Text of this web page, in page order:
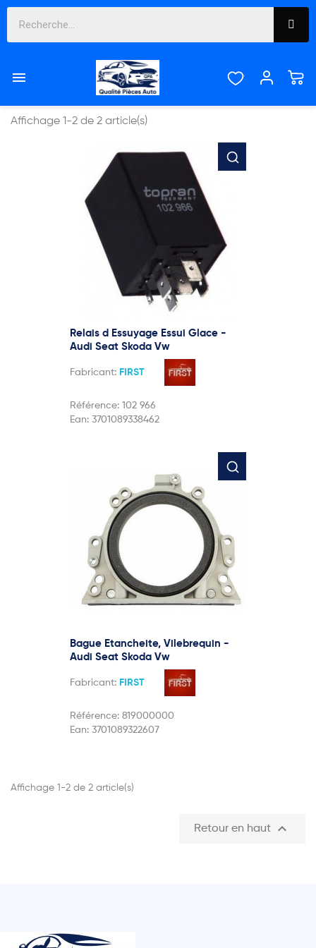

AUDI 50

Affichage 1-2 de 2 article(s)
Relais d Essuyage Essui Glace -
Audi Seat Skoda Vw
Fabricant: FIRST
Référence: 102 966
Ean: 3701089338462
Bague Etancheite, Vilebrequin -
Audi Seat Skoda Vw
Fabricant: FIRST
Référence: 819000000
Ean: 3701089322607
Affichage 1-2 de 2 article(s)
Retour en haut 